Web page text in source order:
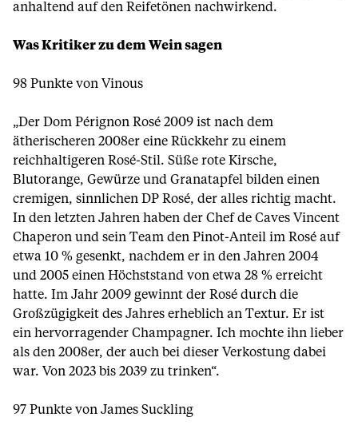
anhaltend auf den Reifetönen nachwirkend.
Was Kritiker zu dem Wein sagen
98 Punkte von Vinous
„Der Dom Pérignon Rosé 2009 ist nach dem
ätherischeren 2008er eine Rückkehr zu einem
reichhaltigeren Rosé-Stil. Süße rote Kirsche,
Blutorange, Gewürze und Granatapfel bilden einen
cremigen, sinnlichen DP Rosé, der alles richtig macht.
In den letzten Jahren haben der Chef de Caves Vincent
Chaperon und sein Team den Pinot-Anteil im Rosé auf
etwa 10 % gesenkt, nachdem er in den Jahren 2004
und 2005 einen Höchststand von etwa 28 % erreicht
hatte. Im Jahr 2009 gewinnt der Rosé durch die
Großzügigkeit des Jahres erheblich an Textur. Er ist
ein hervorragender Champagner. Ich mochte ihn lieber
als den 2008er, der auch bei dieser Verkostung dabei
war. Von 2023 bis 2039 zu trinken“.
97 Punkte von James Suckling